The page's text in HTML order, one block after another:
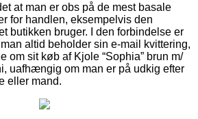
at man er obs på de mest basale
for handlen, eksempelvis den
butikken bruger. I den forbindelse er
altid beholder sin e-mail kvittering,
om sit køb af Kjole “Sophia” brun m/
uafhængig om man er på udkig efter
eller mand.